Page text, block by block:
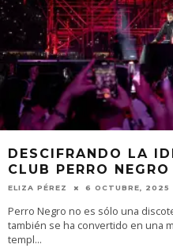
DESCIFRANDO LA
CLUB PERRO NEGRO
ELIZA PÉREZ 6 OCTUBRE, 2025
Perro Negro no es sólo una
también se ha convertido en una
templ...